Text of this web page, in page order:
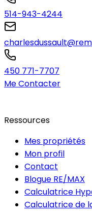
514-943-4244
450 771-7707
Me Contacter
Ressources
Mes propriétés
Mon profil
Contact
Blogue RE/MAX
Calculatrice
Calculatrice de